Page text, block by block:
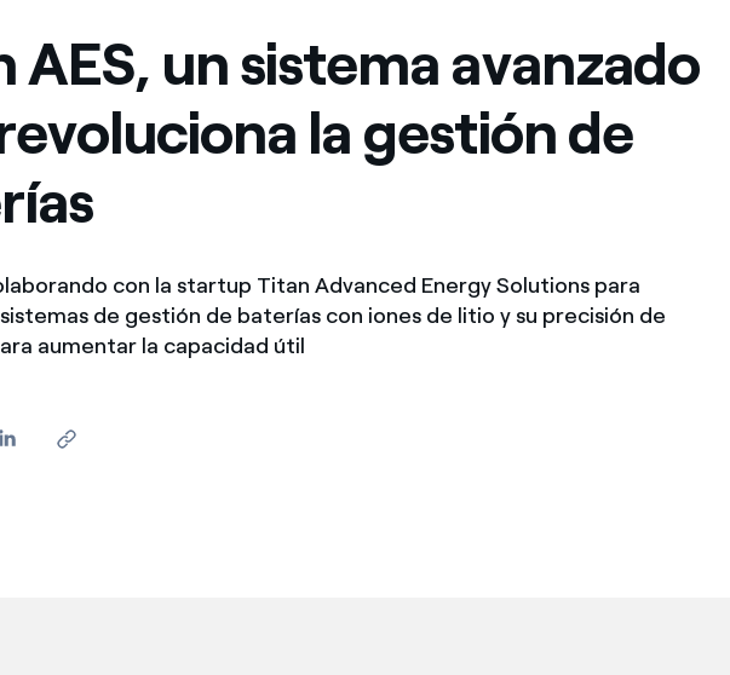
AES, un sistema avanzado
la gestión de
con la startup Titan Advanced Energy Solutions para
de gestión de baterías con iones de litio y su precisión de
aumentar la capacidad útil